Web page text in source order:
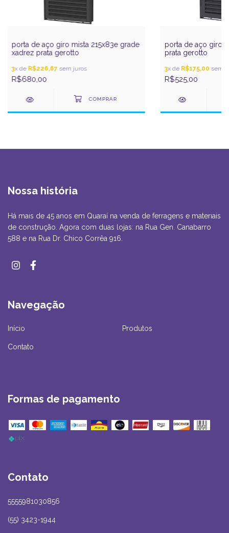
porta de aço giro mista 215x83e grade
xadrez prata gerotto
3x de R$226,67sem juros
R$680,00
porta de aço giro
prata gerotto
3x de R$175,00 sem
R$525,00
Nossa história
Há mais de 45 anos em Quaraí na venda de ferragens e materiais
de construção. Agora com duas lojas: na Rua Gen. Canabarro
588 e na Rua Dr. Chico Corrêa 916.
Navegação
Início Produtos
Contato
Formas de pagamento
Contato
5555981030856
(55) 3423-1944